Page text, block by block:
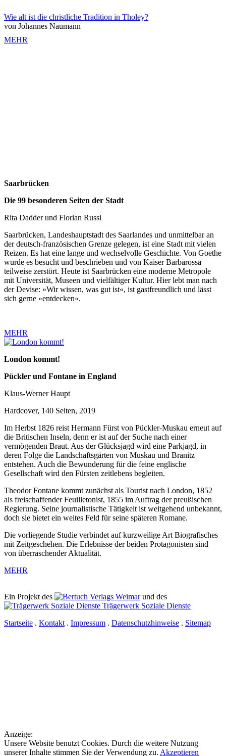
Wie alt ist die christliche Tradition in Tholey?
von Johannes Naumann
MEHR
Saarbrücken
Die 99 besonderen Seiten der Stadt
Rita Dadder und Florian Russi
Saarbrücken, Landeshauptstadt des Saarlandes und unmittelbar an
der deutsch-französischen Grenze gelegen, ist eine Stadt mit vielen
Reizen. Es hat eine lange und wechselvolle Geschichte. Von Goethe
wurde es besucht und beschrieben und von Kaiser Barbarossa
teilweise zerstört. Heute ist Saarbrücken eine moderne Metropole
mit Universität, Museen und vielfältiger Kultur. Hier lebt man nach
der Devise: »Wir wissen, was gut ist«, ist gastfreundlich und lässt
sich gerne »entdecken«.
MEHR
London kommt!
Pückler und Fontane in England
Klaus-Werner Haupt
Hardcover, 140 Seiten, 2019
Im Herbst 1826 reist Hermann Fürst von Pückler-Muskau erneut auf
die Britischen Inseln, denn er ist auf der Suche nach einer
vermögenden Braut. Aus der Glücksjagd wird eine Parkjagd, in
deren Folge die Landschaftsgärten von Muskau und Branitz
entstehen. Auch die Bewunderung für die feine englische
Gesellschaft wird den Fürsten zeitlebens begleiten.
Theodor Fontane kommt zunächst als Tourist nach London, 1852
als freischaffender Feuilletonist, 1855 im Auftrag der preußischen
Regierung. Seine journalistische Tätigkeit ist weitgehend unbekannt,
doch sie bietet ein weites Feld für seine späteren Romane.
Die vorliegende Studie verbindet auf kurzweilige Art Biografisches
mit Zeitgeschehen. Die Erlebnisse der beiden Protagonisten sind
von überraschender Aktualität.
MEHR
Ein Projekt des Verlags Weimarund des
Trägerwerk Soziale Dienste
Startseite . Kontakt . Impressum . Datenschutzhinweise . Sitemap
Anzeige:
Unsere Website benutzt Cookies. Durch die weitere Nutzung
unserer Inhalte stimmen Sie der Verwendung zu. Akzeptieren